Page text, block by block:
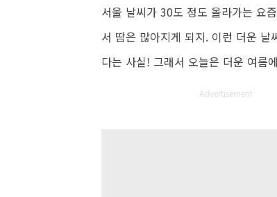
서울 날씨가 30도 정도 올라가는 요
서 땀은 많아지게 되지. 이런 더운
다는 사실! 그래서 오늘은 더운 여름
Advertisement